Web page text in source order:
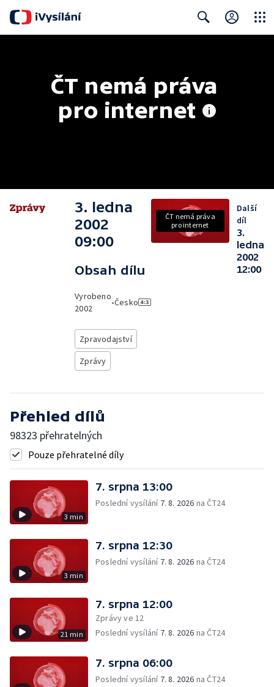
ČT nemá práva
pro internet
3. ledna
2002
09:00
Obsah dílu
Vyrobeno
2002
•Česko
Zpravodajství
Zprávy
ČT nemá práva
pro internet
Další
díl
3.
ledna
2002
12:00
Přehled dílů
98323 přehratelných
Pouze přehratelné díly
3 min
7. srpna 13:00
Poslední vysílání 7. 8. 2026 na ČT24
3 min
7. srpna 12:30
Poslední vysílání 7. 8. 2026 na ČT24
21 min
7. srpna 12:00
Zprávy ve 12
Poslední vysílání 7. 8. 2026 na ČT24
7. srpna 06:00
Poslední vysílání 7. 8. 2026 na ČT24